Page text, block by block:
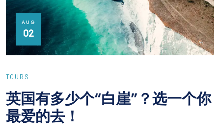
AUG
02
TOURS
英国有多少个“白崖”？选一个你
最爱的去！